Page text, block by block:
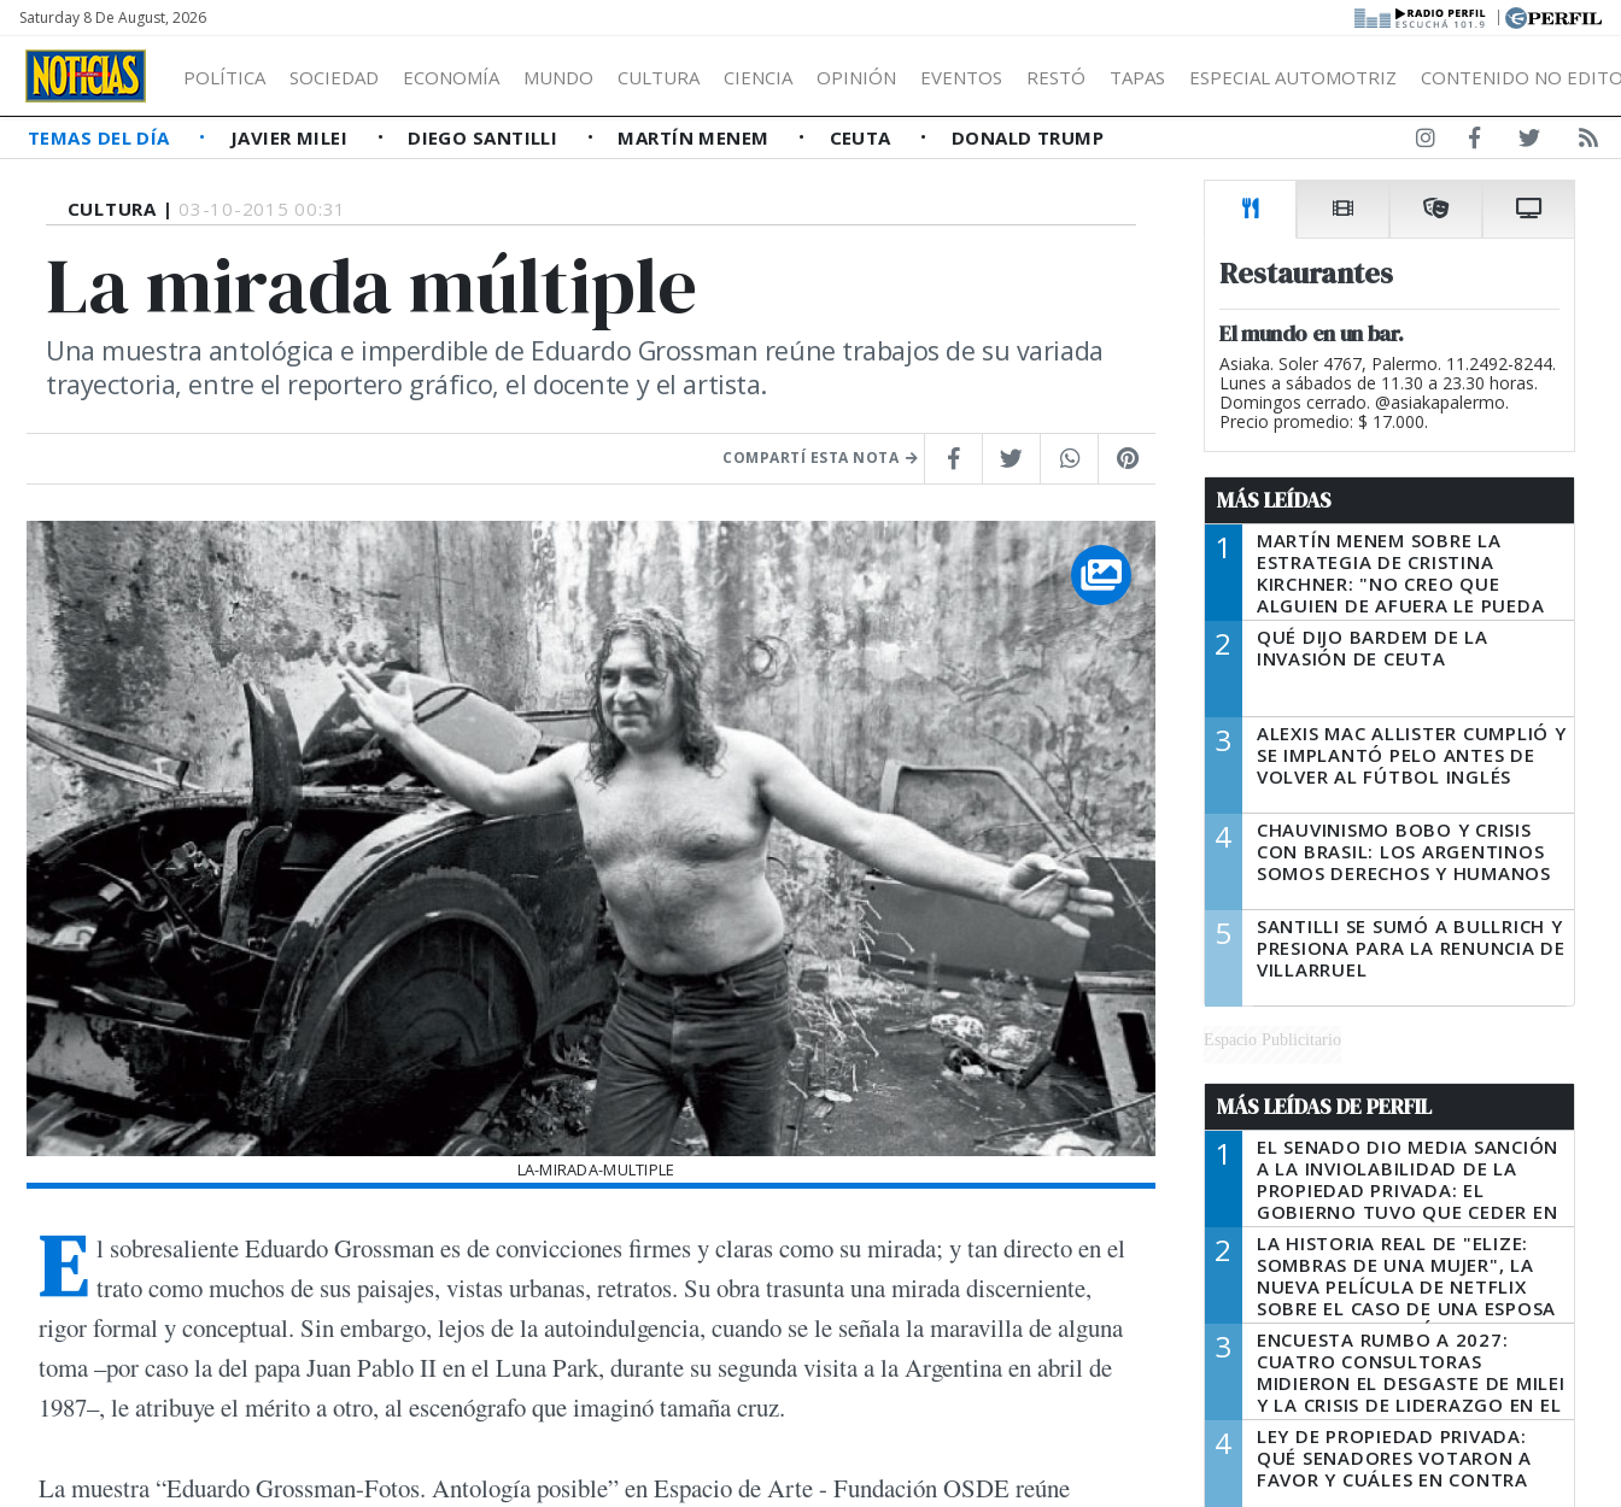
Saturday 8 De August, 2026 |
POLÍTICA SOCIEDAD ECONOMÍA MUNDO CULTURA CIENCIA OPINIÓN EVENTOS RESTÓ TAPAS ESPECIAL AUTOMOTRIZ CONTENIDO NO
TEMAS DEL DÍA JAVIER MILEI DIEGO SANTILLI MARTÍN MENEM CEUTA DONALD TRUMP
CULTURA | 03-10-2015 00:31
La mirada múltiple
Una muestra antológica e imperdible de Eduardo Grossman reúne trabajos de su variada
trayectoria, entre el reportero gráfico, el docente y el artista.
COMPARTÍ ESTA NOTA
LA-MIRADA-MULTIPLE
E l sobresaliente Eduardo Grossman es de convicciones firmes y claras como su mirada; y tan directo en el
trato como muchos de sus paisajes, vistas urbanas, retratos. Su obra trasunta una mirada discerniente,
rigor formal y conceptual. Sin embargo, lejos de la autoindulgencia, cuando se le señala la maravilla de alguna
toma –por caso la del papa Juan Pablo II en el Luna Park, durante su segunda visita a la Argentina en abril de
1987–, le atribuye el mérito a otro, al escenógrafo que imaginó tamaña cruz.
La muestra “Eduardo Grossman-Fotos. Antología posible” en Espacio de Arte - Fundación OSDE reúne
Restaurantes
El mundo en un bar.
Asiaka. Soler 4767, Palermo. 11.2492-8244.
Lunes a sábados de 11.30 a 23.30 horas.
Domingos cerrado. @asiakapalermo.
Precio promedio: $ 17.000.
MÁS LEÍDAS
1
MARTÍN MENEM SOBRE LA
ESTRATEGIA DE CRISTINA
KIRCHNER: "NO CREO QUE
ALGUIEN DE AFUERA LE PUEDA
DECIR A LA JUSTICIA LO QUE
TIENE QUE HACER"
2
QUÉ DIJO BARDEM DE LA
INVASIÓN DE CEUTA
3
ALEXIS MAC ALLISTER CUMPLIÓ Y
SE IMPLANTÓ PELO ANTES DE
VOLVER AL FÚTBOL INGLÉS
4
CHAUVINISMO BOBO Y CRISIS
CON BRASIL: LOS ARGENTINOS
SOMOS DERECHOS Y HUMANOS
5
SANTILLI SE SUMÓ A BULLRICH Y
PRESIONA PARA LA RENUNCIA DE
VILLARRUEL
Espacio Publicitario
MÁS LEÍDAS DE PERFIL
1
EL SENADO DIO MEDIA SANCIÓN
A LA INVIOLABILIDAD DE LA
PROPIEDAD PRIVADA: EL
GOBIERNO TUVO QUE CEDER EN
LA LEY DEL MANEJO DEL FUEGO
2
LA HISTORIA REAL DE "ELIZE:
SOMBRAS DE UNA MUJER", LA
NUEVA PELÍCULA DE NETFLIX
SOBRE EL CASO DE UNA ESPOSA
QUE DESCUARTIZÓ A SU
MARIDO
3
ENCUESTA RUMBO A 2027:
CUATRO CONSULTORAS
MIDIERON EL DESGASTE DE MILEI
Y LA CRISIS DE LIDERAZGO EN EL
PERONISMO
4
LEY DE PROPIEDAD PRIVADA:
QUÉ SENADORES VOTARON A
FAVOR Y CUÁLES EN CONTRA